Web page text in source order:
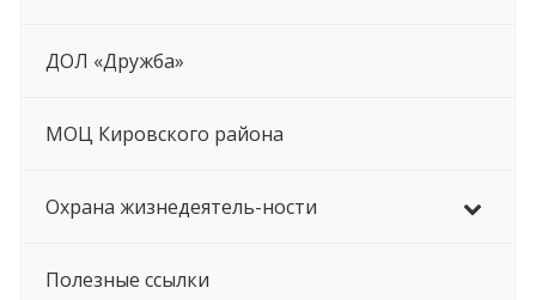
ДОЛ «Дружба»
МОЦ Кировского района
Охрана жизнедеятель-ности
Полезные ссылки